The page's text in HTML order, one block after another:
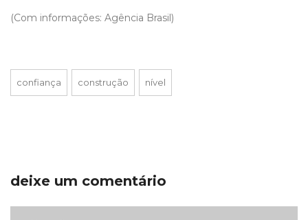
(Com informações: Agência Brasil)
confiança construção nível
deixe um comentário